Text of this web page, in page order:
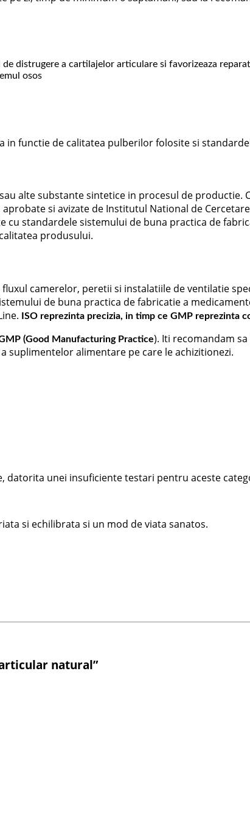
distrugere a cartilajelor articulare si favorizeaza
osos
functie de calitatea pulberilor folosite si
alte substante sintetice in procesul de productie.
si avizate de Institutul National de
cu standardele sistemului de buna practica de
produsului.
camerelor, peretii si instalatiile de ventilatie
de buna practica de fabricatie a
ISO reprezinta precizia, in timp ce GMP reprezinta
(Good Manufacturing Practice). Iti recomandam
suplimentelor alimentare pe care le achizitionezi.
unei insuficiente testari pentru aceste
si echilibrata si un mod de viata sanatos.
natural”